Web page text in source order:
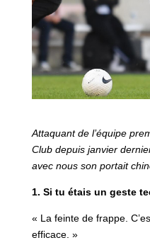
Attaquant de l’équipe
Club depuis janvier
avec nous son portait
1. Si tu étais un geste
« La feinte de frappe.
efficace. »